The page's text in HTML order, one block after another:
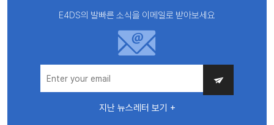
E4DS의 발빠른 소식을 이메일로 받아보세요
지난 뉴스레터 보기 +